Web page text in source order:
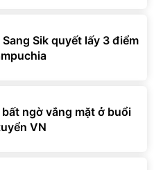
Sang Sik quyết lấy 3 điểm
ngờ vắng mặt ở buổi
VN